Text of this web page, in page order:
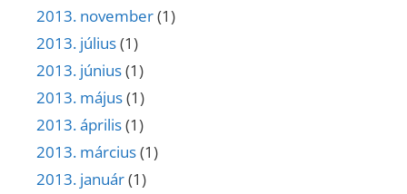
2013. november(1)
2013. július(1)
2013. június(1)
2013. május(1)
2013. április(1)
2013. március(1)
2013. január(1)